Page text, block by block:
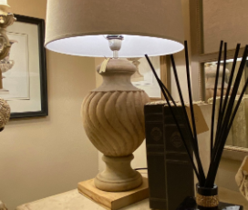
IL NEGOZIO DELLA
BOTTEGA
DETTAGLI